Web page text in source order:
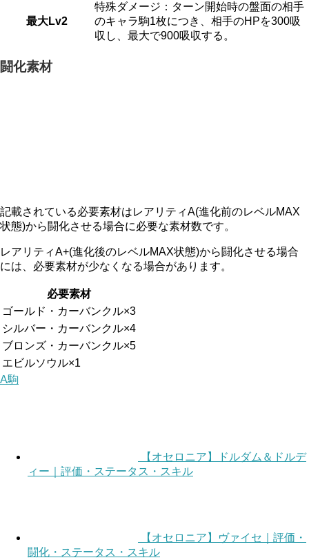
最大Lv2
特殊ダメージ：ターン開始時の盤面の相手
のキャラ駒1枚につき、相手のHPを300吸
収し、最大で900吸収する。
闘化素材
記載されている必要素材はレアリティA(進化前のレベルMAX
状態)から闘化させる場合に必要な素材数です。
レアリティA+(進化後のレベルMAX状態)から闘化させる場合
には、必要素材が少なくなる場合があります。
必要素材
ゴールド・カーバンクル×3
シルバー・カーバンクル×4
ブロンズ・カーバンクル×5
エビルソウル×1
A駒
【オセロニア】ドルダム＆ドルデ
ィー｜評価・ステータス・スキル
【オセロニア】ヴァイセ｜評価・
闘化・ステータス・スキル